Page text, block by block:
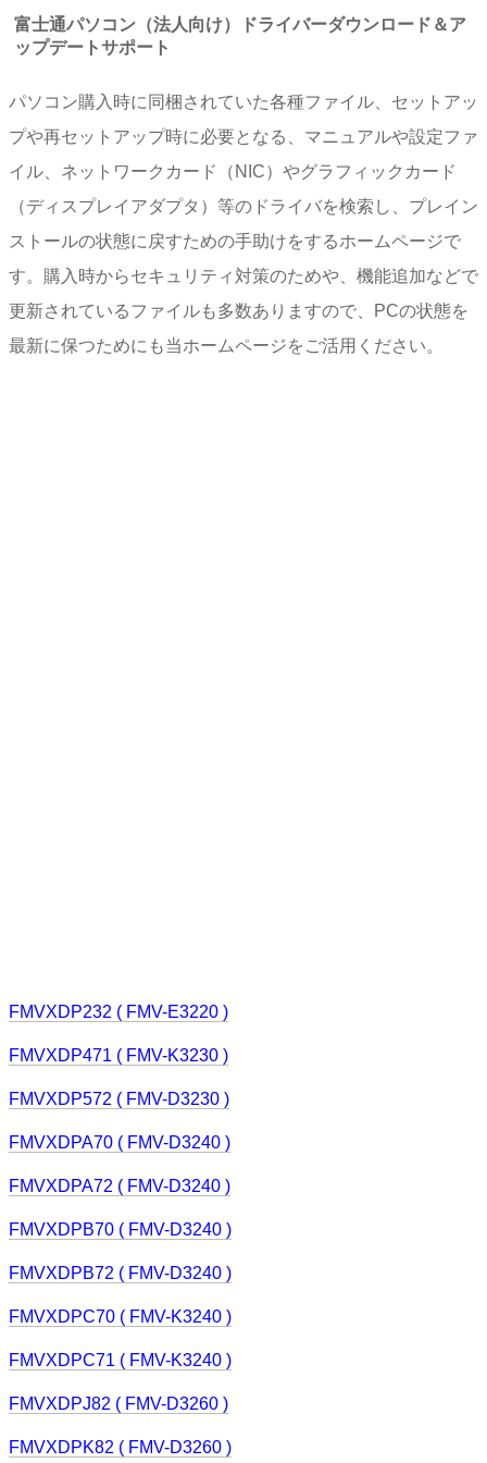
富士通パソコン（法人向け）ドライバーダウンロード＆ア
ップデートサポート
パソコン購入時に同梱されていた各種ファイル、セットアッ
プや再セットアップ時に必要となる、マニュアルや設定ファ
イル、ネットワークカード（NIC）やグラフィックカード
（ディスプレイアダプタ）等のドライバを検索し、プレイン
ストールの状態に戻すための手助けをするホームページで
す。購入時からセキュリティ対策のためや、機能追加などで
更新されているファイルも多数ありますので、PCの状態を
最新に保つためにも当ホームページをご活用ください。
FMVXDP232 ( FMV-E3220 )
FMVXDP471 ( FMV-K3230 )
FMVXDP572 ( FMV-D3230 )
FMVXDPA70 ( FMV-D3240 )
FMVXDPA72 ( FMV-D3240 )
FMVXDPB70 ( FMV-D3240 )
FMVXDPB72 ( FMV-D3240 )
FMVXDPC70 ( FMV-K3240 )
FMVXDPC71 ( FMV-K3240 )
FMVXDPJ82 ( FMV-D3260 )
FMVXDPK82 ( FMV-D3260 )